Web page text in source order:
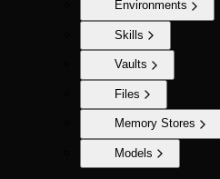
Environments
Skills
Vaults
Files
Memory Stores
Models